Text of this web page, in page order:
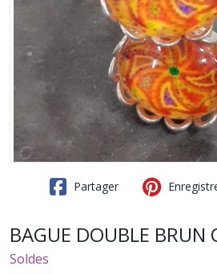
Partager
BAGUE DOUBLE BRUN
Soldes